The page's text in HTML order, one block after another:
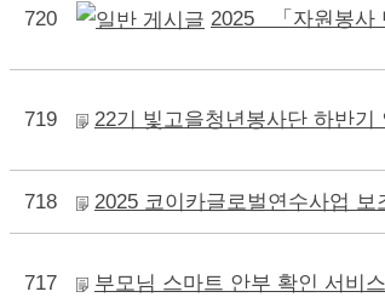
720 2025 「자원봉사
719 22기 빛고을청년봉사단 하반기
718 2025 코이카글로벌연수사업
717 부모님 스마트 안부 확인 서비